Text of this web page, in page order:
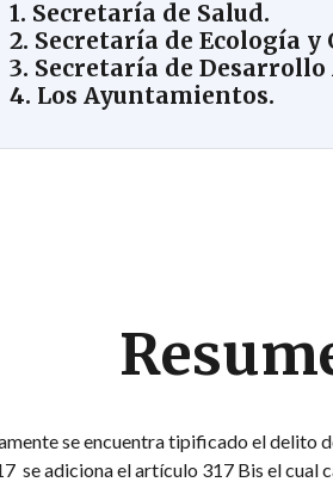
1. Secretaría de Salud.
2. Secretaría de Ecología
3. Secretaría de
4. Los Ayuntamientos.
se encuentra tipificado el delito
se adiciona el artículo 317 Bis el cual